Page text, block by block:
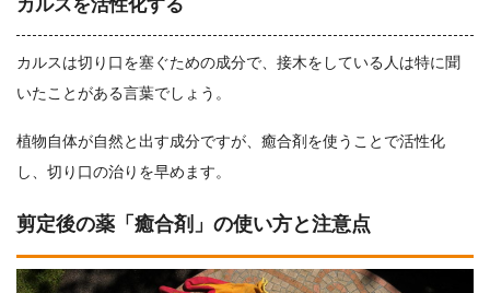
カルスを活性化する
カルスは切り口を塞ぐための成分で、接木をしている人は特に聞
いたことがある言葉でしょう。
植物自体が自然と出す成分ですが、癒合剤を使うことで活性化
し、切り口の治りを早めます。
剪定後の薬「癒合剤」の使い方と注意点